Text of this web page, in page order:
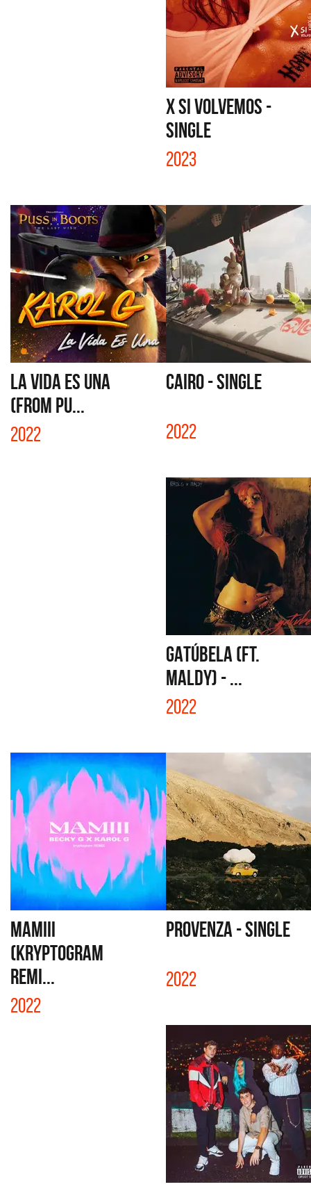
X SI VOLVEMOS -
SINGLE
2023
LA VIDA ES UNA
(FROM PU...
2022
CAIRO - SINGLE
2022
GATÚBELA (FT.
MALDY) - ...
2022
MAMIII
(KRYPTOGRAM
REMI...
2022
PROVENZA - SINGLE
2022